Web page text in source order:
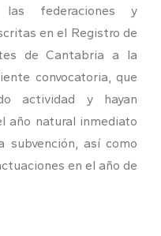
las federaciones y
en el Registro de
de Cantabria a la
convocatoria, que
actividad y hayan
año natural inmediato
así como
en el año de